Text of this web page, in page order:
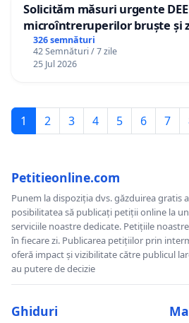
Solicităm măsuri urgente
microîntreruperilor bruște și
Sâncraiu de Mureș și Nazna
326 semnături
42 Semnături / 7 zile
25 Jul 2026
1 2 3 4 5 6 7
Petitieonline.com
Punem la dispoziția dvs. găzduirea gratis
posibilitatea să publicați petiții online la
serviciile noastre dedicate. Petițiile
în fiecare zi. Publicarea petițiilor prin
oferă impact și vizibilitate către publicul
au putere de decizie
Ghiduri